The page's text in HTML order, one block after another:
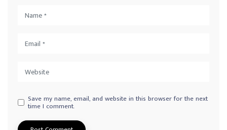
Save my name, email, and website in this browser for the next
time I comment.